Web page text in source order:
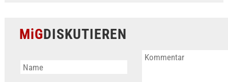
MiGDISKUTIEREN